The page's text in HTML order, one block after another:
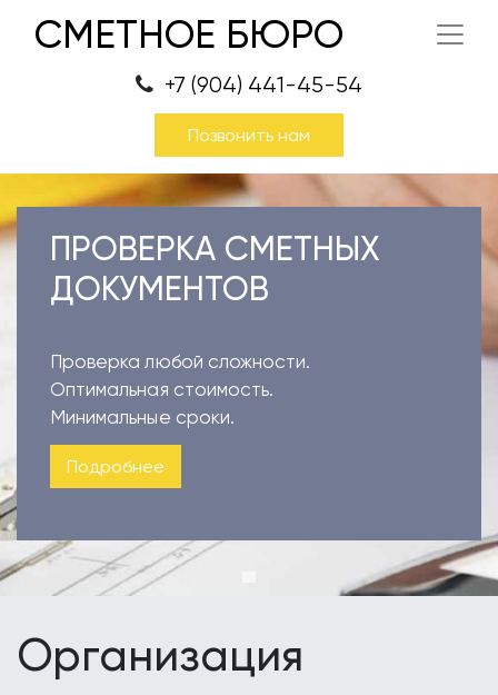
СМЕТНОЕ БЮРО
+7 (904) 441-45-54
Позвонить нам
ПРОВЕРКА СМЕТНЫХ
ДОКУМЕНТОВ
Проверка любой сложности.
Оптимальная стоимость.
Минимальные сроки.
Подробнее
Организация